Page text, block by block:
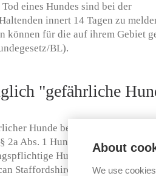
eines Hundes sind bei der
innert 14 Tagen zu
können für die auf ihrem Gebiet
BL).
"gefährliche
Hunde bedarf es vor der
Abs. 1 Hundegesetz/BL). Als
Hunde gelten:
Staffordshire Terrier, American
About
We use